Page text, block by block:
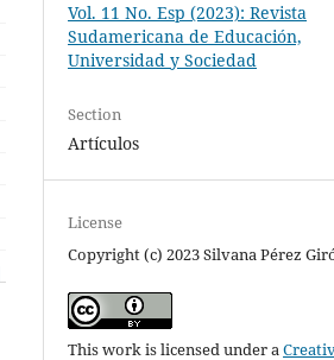
Vol. 11 No. Esp (2023): Revista
Sudamericana de Educación,
Universidad y Sociedad
Section
Artículos
License
Copyright (c) 2023 Silvana Pérez
This work is licensed under a